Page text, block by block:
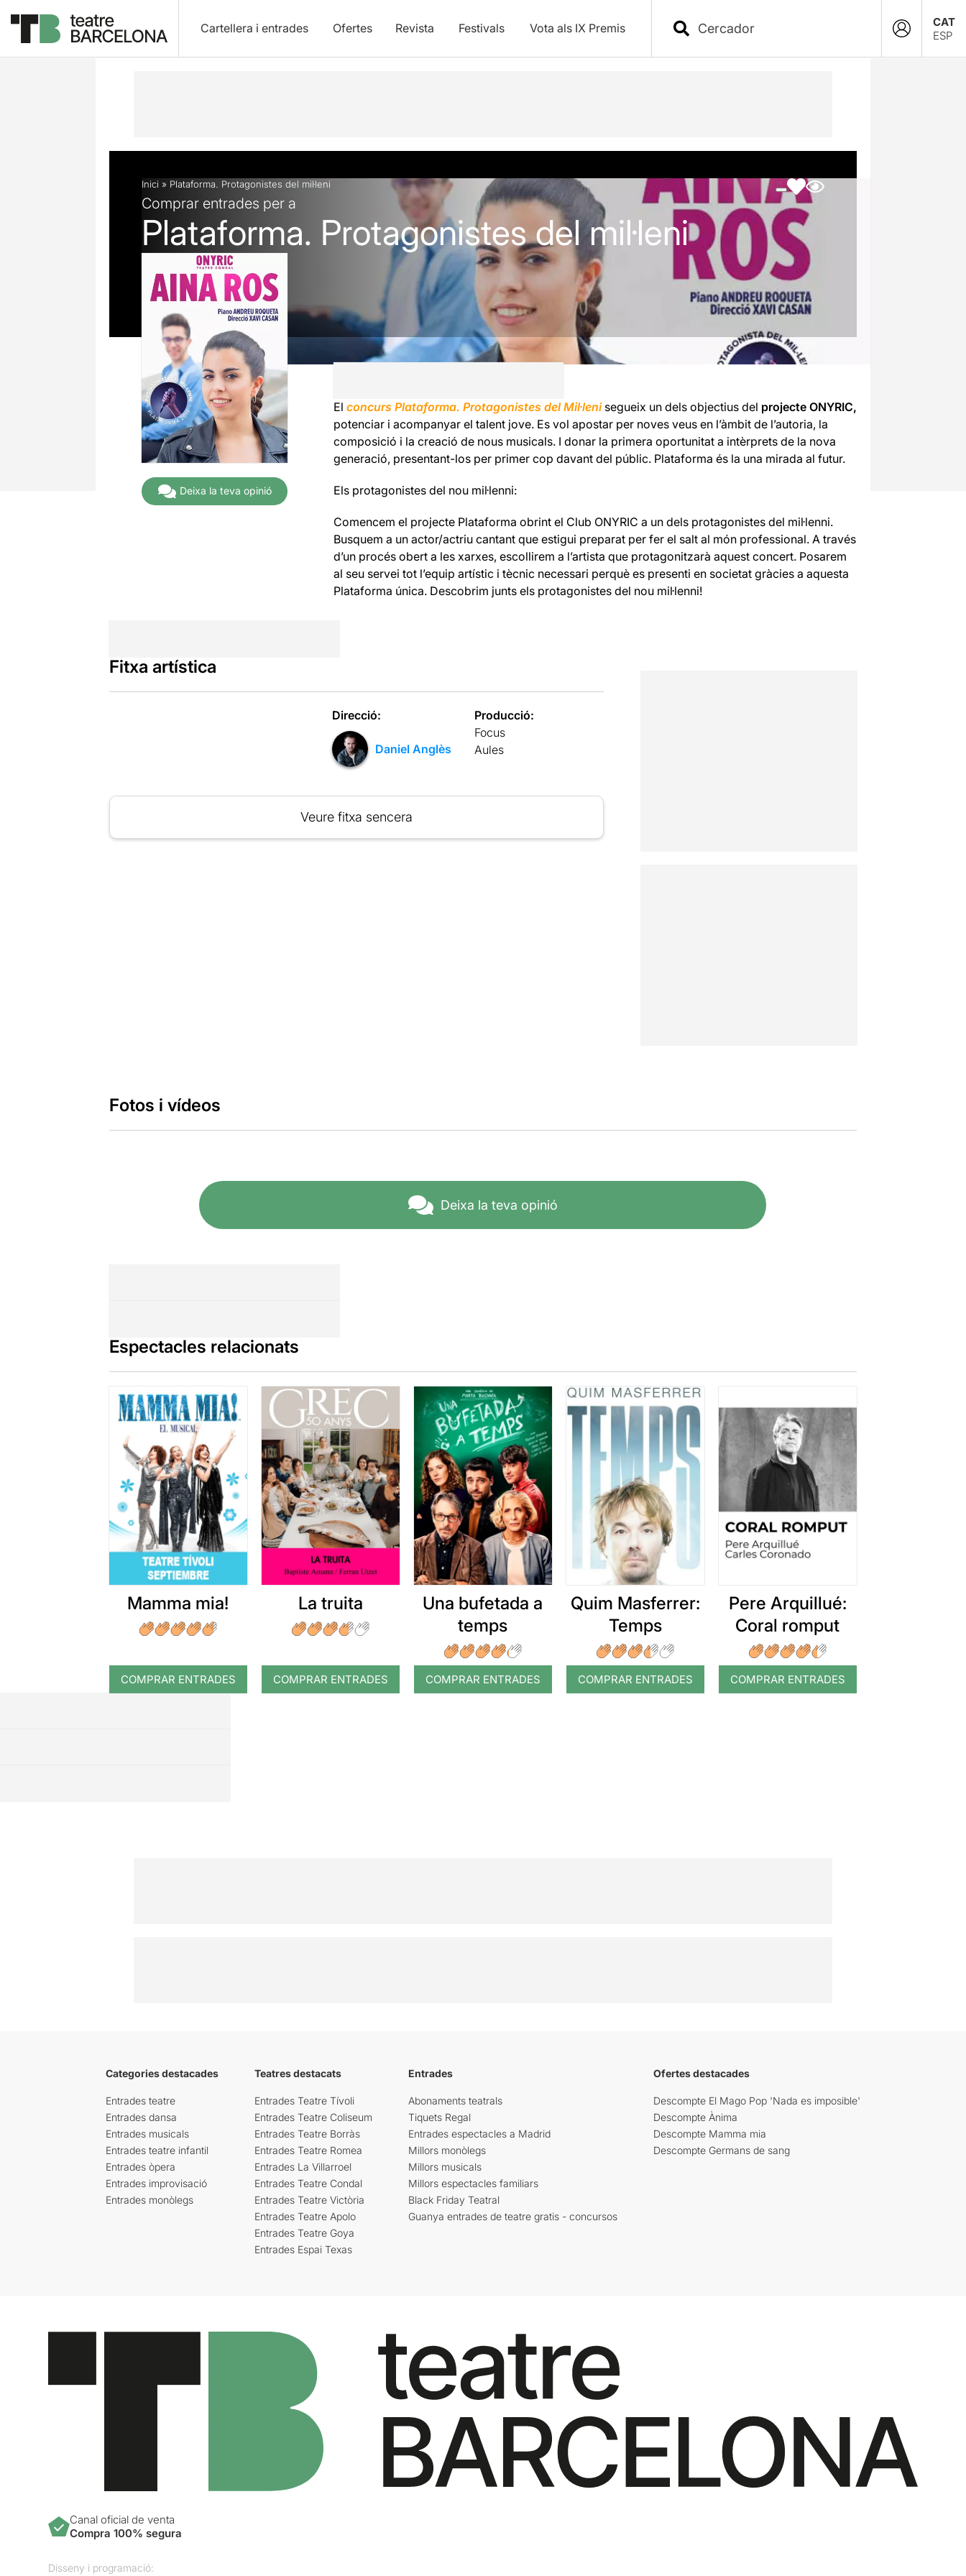
Cartellera i entrades Ofertes Revista Festivals Vota als IX Premis
CAT
ESP
Descripció Fitxa artística Fotos i vídeos
Inici » Plataforma. Protagonistes del mil·leni
Comprar entrades per a
Plataforma. Protagonistes del mil·leni
Deixa la teva opinió
El concurs Plataforma. Protagonistes del Mil·lenisegueix un dels objectius del projecte ONYRIC,
potenciar i acompanyar el talent jove. Es vol apostar per noves veus en l’àmbit de l’autoria, la
composició i la creació de nous musicals. I donar la primera oportunitat a intèrprets de la nova
generació, presentant-los per primer cop davant del públic. Plataforma és la una mirada al futur.
Els protagonistes del nou mil·lenni:
Comencem el projecte Plataforma obrint el Club ONYRIC a un dels protagonistes del mil·lenni.
Busquem a un actor/actriu cantant que estigui preparat per fer el salt al món professional. A través
d’un procés obert a les xarxes, escollirem a l’artista que protagonitzarà aquest concert. Posarem
al seu servei tot l’equip artístic i tècnic necessari perquè es presenti en societat gràcies a aquesta
Plataforma única. Descobrim junts els protagonistes del nou mil·lenni!
Fitxa artística
Direcció:
Daniel Anglès
Producció:
Focus
Aules
Veure fitxa sencera
Fotos i vídeos
Deixa la teva opinió
Espectacles relacionats
Mamma mia!
COMPRAR ENTRADES
La truita
COMPRAR ENTRADES
Una bufetada a
temps
COMPRAR ENTRADES
Quim Masferrer:
Temps
COMPRAR ENTRADES
Pere Arquillué:
Coral romput
COMPRAR ENTRADES
Categories destacades
Entrades teatre
Entrades dansa
Entrades musicals
Entrades teatre infantil
Entrades òpera
Entrades improvisació
Entrades monòlegs
Teatres destacats
Entrades Teatre Tívoli
Entrades Teatre Coliseum
Entrades Teatre Borràs
Entrades Teatre Romea
Entrades La Villarroel
Entrades Teatre Condal
Entrades Teatre Victòria
Entrades Teatre Apolo
Entrades Teatre Goya
Entrades Espai Texas
Entrades
Abonaments teatrals
Tiquets Regal
Entrades espectacles a Madrid
Millors monòlegs
Millors musicals
Millors espectacles familiars
Black Friday Teatral
Guanya entrades de teatre gratis - concursos
Ofertes destacades
Descompte El Mago Pop 'Nada es imposible'
Descompte Ànima
Descompte Mamma mia
Descompte Germans de sang
Canal oficial de venta
Compra 100% segura
Disseny i programació: